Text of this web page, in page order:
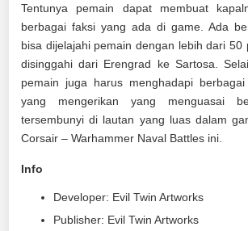
Tentunya pemain dapat membuat
berbagai faksi yang ada di game. Ada
bisa dijelajahi pemain dengan lebih dari 50
disinggahi dari Erengrad ke Sartosa.
pemain juga harus menghadapi
yang mengerikan yang menguasai
tersembunyi di lautan yang luas dalam
Corsair – Warhammer Naval Battles ini.
Info
Developer: Evil Twin Artworks
Publisher: Evil Twin Artworks